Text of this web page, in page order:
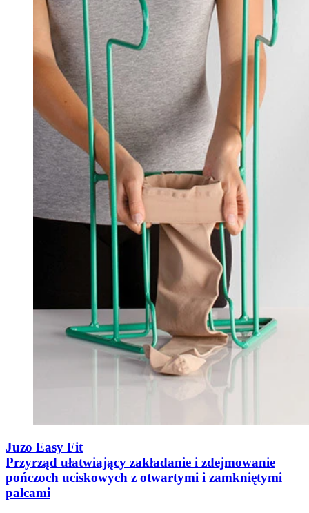
Juzo Easy Fit
Przyrząd ułatwiający zakładanie i zdejmowanie
pończoch uciskowych z otwartymi i zamkniętymi
palcami